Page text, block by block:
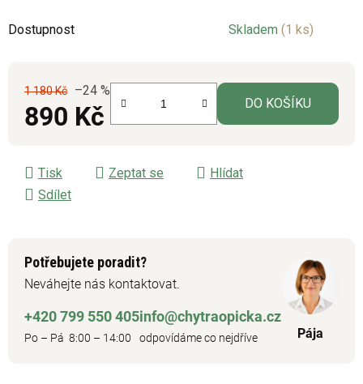
Dostupnost Skladem (1 ks)
1 180 Kč –24 %
890 Kč DO KOŠÍKU
Tisk Zeptat se
Hlídat
Sdílet
Potřebujete poradit?
Neváhejte nás kontaktovat.
+420 799 550 405
Po – Pá 8:00 – 14:00
info@chytraopicka.cz
odpovídáme co nejdříve Pája